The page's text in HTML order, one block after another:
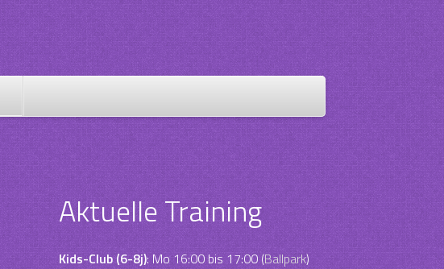
Aktuelle Training
Kids-Club (6-8j): Mo 16:00 bis 17:00 (Ballpark)